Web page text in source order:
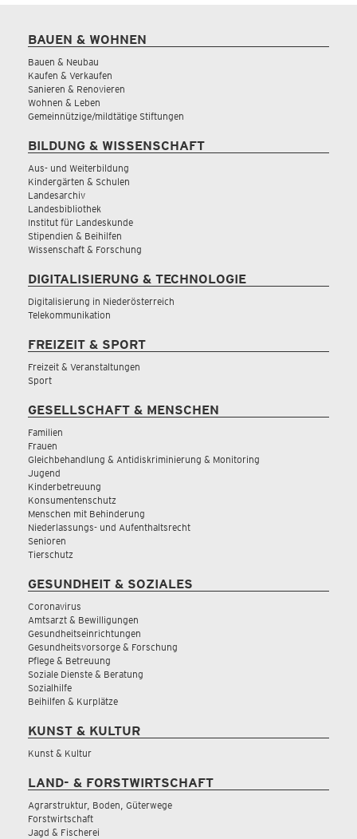
BAUEN & WOHNEN
Bauen & Neubau
Kaufen & Verkaufen
Sanieren & Renovieren
Wohnen & Leben
Gemeinnützige/mildtätige Stiftungen
BILDUNG & WISSENSCHAFT
Aus- und Weiterbildung
Kindergärten & Schulen
Landesarchiv
Landesbibliothek
Institut für Landeskunde
Stipendien & Beihilfen
Wissenschaft & Forschung
DIGITALISIERUNG & TECHNOLOGIE
Digitalisierung in Niederösterreich
Telekommunikation
FREIZEIT & SPORT
Freizeit & Veranstaltungen
Sport
GESELLSCHAFT & MENSCHEN
Familien
Frauen
Gleichbehandlung & Antidiskriminierung & Monitoring
Jugend
Kinderbetreuung
Konsumentenschutz
Menschen mit Behinderung
Niederlassungs- und Aufenthaltsrecht
Senioren
Tierschutz
GESUNDHEIT & SOZIALES
Coronavirus
Amtsarzt & Bewilligungen
Gesundheitseinrichtungen
Gesundheitsvorsorge & Forschung
Pflege & Betreuung
Soziale Dienste & Beratung
Sozialhilfe
Beihilfen & Kurplätze
KUNST & KULTUR
Kunst & Kultur
LAND- & FORSTWIRTSCHAFT
Agrarstruktur, Boden, Güterwege
Forstwirtschaft
Jagd & Fischerei